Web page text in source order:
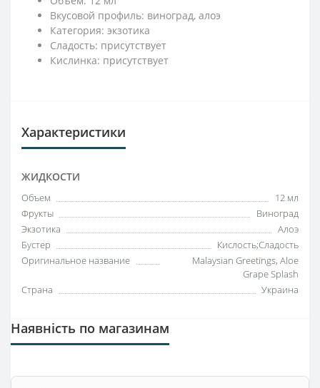
Вкусовой профиль: виноград, алоэ
Категория: экзотика
Сладость: присутствует
Кислинка: присутствует
Характеристики
ЖИДКОСТИ
Объем
12 мл
Фрукты
Виноград
Экзотика
Алоэ
Бустер
Кислость;Сладость
Оригинальное название
Malaysian Greetings, Aloe
Grape Splash
Страна
Украина
Наявність по магазинам